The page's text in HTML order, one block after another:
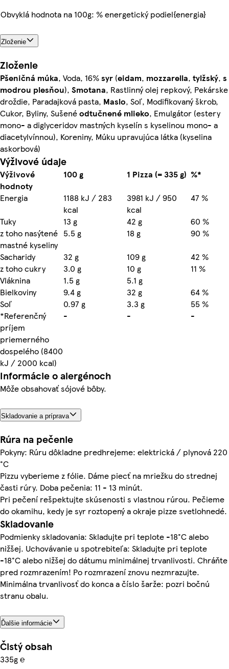
Obvyklá hodnota na 100g: % energetický podiel{energia}
Zloženie
Zloženie
Pšeničná múka, Voda, 16%syr (eidam, mozzarella, tylžský, s
modrou plesňou), Smotana, Rastlinný olej repkový, Pekárske
droždie, Paradajková pasta, Maslo, Soľ, Modifikovaný škrob,
Cukor, Byliny, Sušenéodtučnené mlieko, Emulgátor (estery
mono- a diglyceridov mastných kyselín s kyselinou mono- a
diacetylvínnou), Koreniny, Múku upravujúca látka (kyselina
askorbová)
Výživové údaje
Výživové
hodnoty
100 g 1 Pizza (= 335 g) %*
Energia
1188 kJ / 283
kcal
3981 kJ / 950
kcal
47 %
Tuky
13 g 42 g
60 %
z toho nasýtené
mastné kyseliny
5.5 g 18 g
90 %
Sacharidy
32 g 109 g
42 %
z toho cukry
3.0 g 10 g
11 %
Vláknina
1.5 g
5.1 g
Bielkoviny
9.4 g 32 g
64 %
Soľ
0.97 g 3.3 g
55 %
*Referenčný
príjem
priemerného
dospelého (8400
kJ / 2000 kcal)
- - -
Informácie o alergénoch
Môže obsahovať sójové bôby.
Skladovanie a príprava
Rúra na pečenie
Pokyny: Rúru dôkladne predhrejeme: elektrická / plynová 220
°C
Pizzu vyberieme z fólie. Dáme piecť na mriežku do strednej
časti rúry. Doba pečenia: 11 - 13 minút.
Pri pečení rešpektujte skúsenosti s vlastnou rúrou. Pečieme
do okamihu, kedy je syr roztopený a okraje pizze svetlohnedé.
Skladovanie
Podmienky skladovania: Skladujte pri teplote -18°C alebo
nižšej. Uchovávanie u spotrebiteľa: Skladujte pri teplote
-18°C alebo nižšej do dátumu minimálnej trvanlivosti. Chráňte
pred rozmrazením! Po rozmrazení znovu nezmrazujte.
Minimálna trvanlivosť do konca a číslo šarže: pozri bočnú
stranu obalu.
Ďalšie informácie
Čistý obsah
335g ℮